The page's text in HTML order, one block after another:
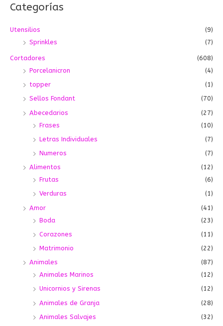
rCategorías
Utensilios
(9)
Sprinkles
(7)
Cortadores
(608)
Porcelanicron
(4)
topper
(1)
Sellos Fondant
(70)
Abecedarios
(27)
Frases
(10)
Letras Individuales
(7)
Numeros
(7)
Alimentos
(12)
Frutas
(6)
Verduras
(1)
Amor
(41)
Boda
(23)
Corazones
(11)
Matrimonio
(22)
Animales
(87)
Animales Marinos
(12)
Unicornios y Sirenas
(12)
Animales de Granja
(28)
Animales Salvajes
(32)